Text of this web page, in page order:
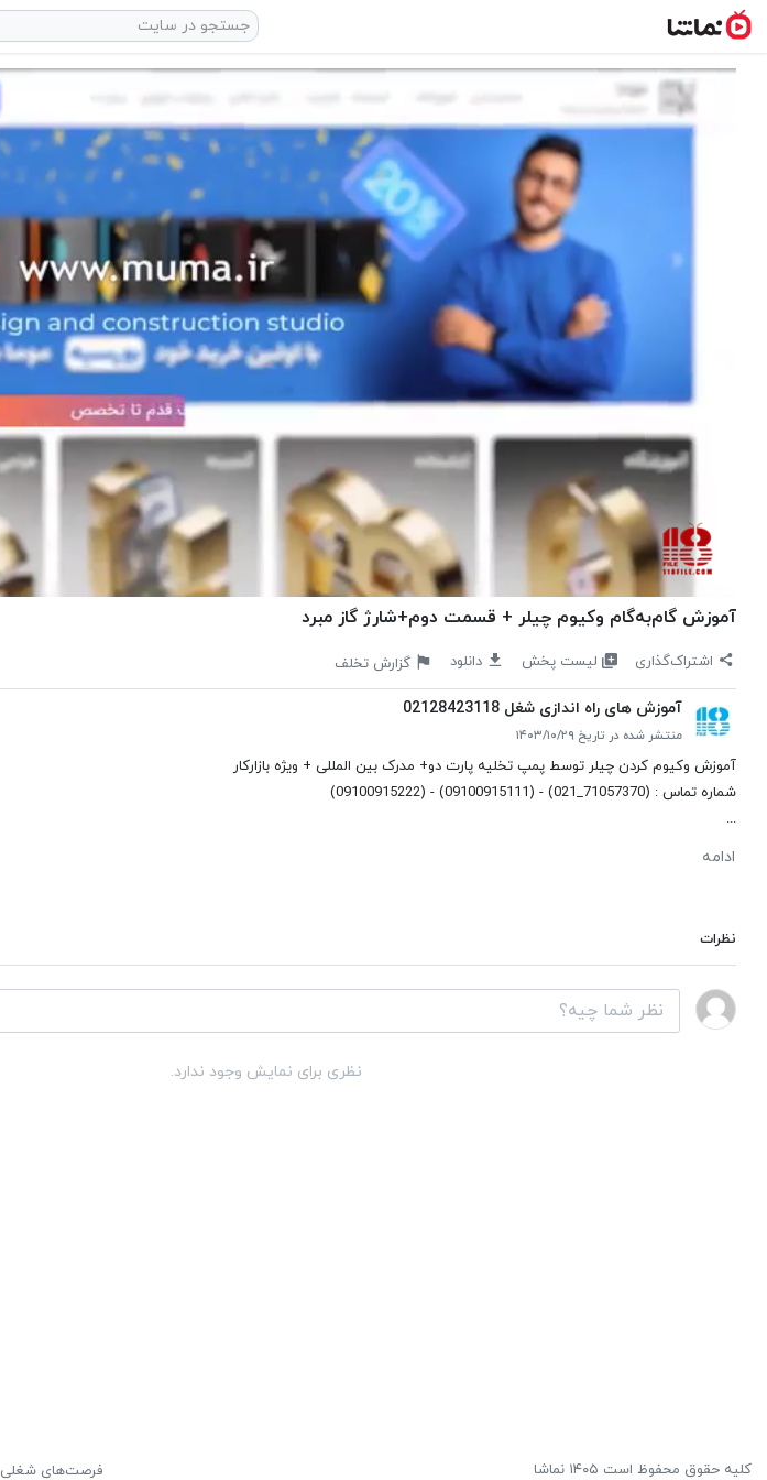
آموزش گام‌به‌گام وکیوم چیلر + قسمت دوم+شارژ گاز مبرد
اشتراک‌گذاری لیست پخش دانلود گزارش تخلف
آموزش های راه اندازی شغل 02128423118
منتشر شده در تاریخ ۱۴۰۳/۱۰/۲۹
آموزش وکیوم کردن چیلر توسط پمپ تخلیه پارت دو+ مدرک بین المللی + ویژه بازارکار
شماره تماس : (71057370_021) - (09100915111) - (09100915222)
...
ادامه
نظرات
نظری برای نمایش وجود ندارد.
کلیه حقوق محفوظ است ۱۴۰۵ نماشا فرصت‌های شغلی